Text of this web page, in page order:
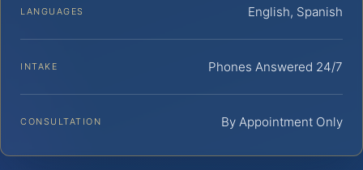
LANGUAGES English, Spanish
INTAKE Phones Answered 24/7
CONSULTATION By Appointment Only